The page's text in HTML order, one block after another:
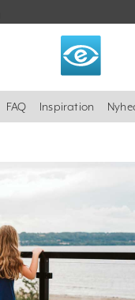
FAQ Inspiration